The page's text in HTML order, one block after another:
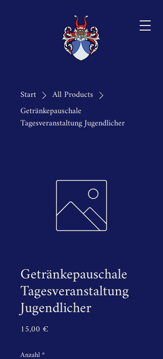
Start
All Products
Getränkepauschale
Tagesveranstaltung Jugendlicher
Getränkepauschale
Tagesveranstaltung
Jugendlicher
15,00 €Preis
Anzahl*